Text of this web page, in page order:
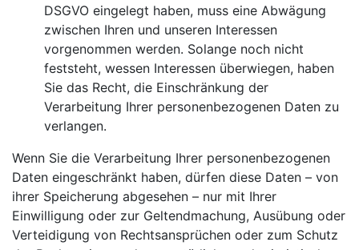
DSGVO eingelegt haben, muss eine Abwägung
zwischen Ihren und unseren Interessen
vorgenommen werden. Solange noch nicht
feststeht, wessen Interessen überwiegen, haben
Sie das Recht, die Einschränkung der
Verarbeitung Ihrer personenbezogenen Daten zu
verlangen.
Wenn Sie die Verarbeitung Ihrer personenbezogenen
Daten eingeschränkt haben, dürfen diese Daten – von
ihrer Speicherung abgesehen – nur mit Ihrer
Einwilligung oder zur Geltendmachung, Ausübung oder
Verteidigung von Rechtsansprüchen oder zum Schutz